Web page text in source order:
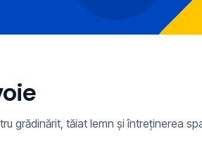
grădinărit, tăiat lemn și întreținerea